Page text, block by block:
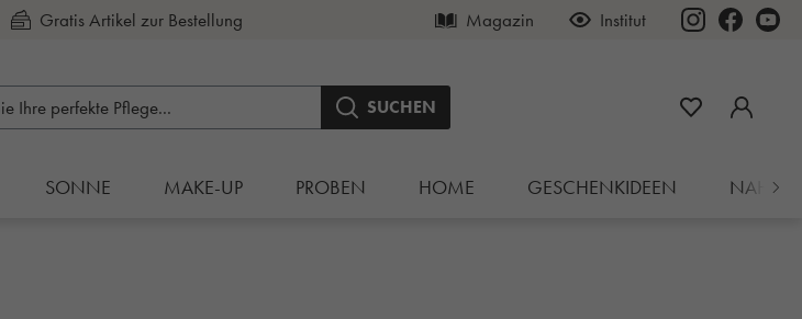
Gratis Artikel zur Bestellung
Kauf auf Rechnung Magazin Institut
SUCHEN
SONNE MAKE-UP PROBEN HOME GESCHENKIDEEN